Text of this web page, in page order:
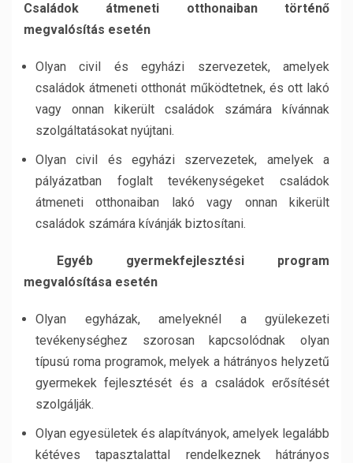
Családok átmeneti otthonaiban történő
megvalósítás esetén
Olyan civil és egyházi szervezetek, amelyek
családok átmeneti otthonát működtetnek, és ott lakó
vagy onnan kikerült családok számára kívánnak
szolgáltatásokat nyújtani.
Olyan civil és egyházi szervezetek, amelyek a
pályázatban foglalt tevékenységeket családok
átmeneti otthonaiban lakó vagy onnan kikerült
családok számára kívánják biztosítani.
Egyéb gyermekfejlesztési program
megvalósítása esetén
Olyan egyházak, amelyeknél a gyülekezeti
tevékenységhez szorosan kapcsolódnak olyan
típusú roma programok, melyek a hátrányos helyzetű
gyermekek fejlesztését és a családok erősítését
szolgálják.
Olyan egyesületek és alapítványok, amelyek legalább
kétéves tapasztalattal rendelkeznek hátrányos